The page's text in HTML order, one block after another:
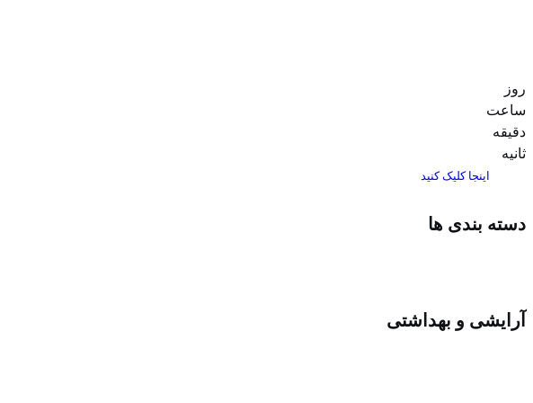
روز
ساعت‌
دقیقه
ثانیه
اینجا کلیک کنید
دسته بندی ها
آرایشی و بهداشتی